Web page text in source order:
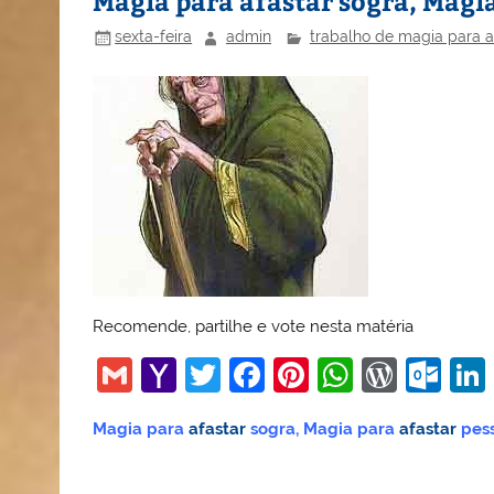
sexta-feira admin trabalho de magia para
Recomende, partilhe e vote nesta matéria
G
ai
Y
h
T
itt
F
c
Pi
er
W
at
W
d
O
lo
Magia paraafastar sogra, Magia paraafastar